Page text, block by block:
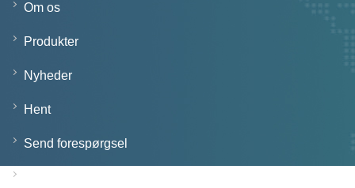
Om os
Produkter
Nyheder
Hent
Send forespørgsel